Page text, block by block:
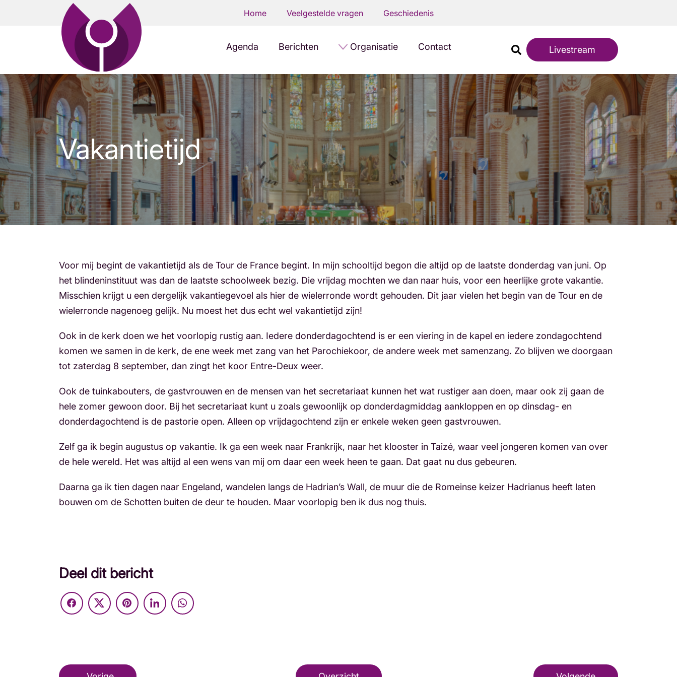
Home Veelgestelde vragen Geschiedenis
Livestream
Agenda Berichten Organisatie Contact
Vakantietijd
Voor mij begint de vakantietijd als de Tour de France begint. In mijn schooltijd begon die altijd op de laatste donderdag van juni. Op
het blindeninstituut was dan de laatste schoolweek bezig. Die vrijdag mochten we dan naar huis, voor een heerlijke grote vakantie.
Misschien krijgt u een dergelijk vakantiegevoel als hier de wielerronde wordt gehouden. Dit jaar vielen het begin van de Tour en de
wielerronde nagenoeg gelijk. Nu moest het dus echt wel vakantietijd zijn!
Ook in de kerk doen we het voorlopig rustig aan. Iedere donderdagochtend is er een viering in de kapel en iedere zondagochtend
komen we samen in de kerk, de ene week met zang van het Parochiekoor, de andere week met samenzang. Zo blijven we doorgaan
tot zaterdag 8 september, dan zingt het koor Entre-Deux weer.
Ook de tuinkabouters, de gastvrouwen en de mensen van het secretariaat kunnen het wat rustiger aan doen, maar ook zij gaan de
hele zomer gewoon door. Bij het secretariaat kunt u zoals gewoonlijk op donderdagmiddag aankloppen en op dinsdag- en
donderdagochtend is de pastorie open. Alleen op vrijdagochtend zijn er enkele weken geen gastvrouwen.
Zelf ga ik begin augustus op vakantie. Ik ga een week naar Frankrijk, naar het klooster in Taizé, waar veel jongeren komen van over
de hele wereld. Het was altijd al een wens van mij om daar een week heen te gaan. Dat gaat nu dus gebeuren.
Daarna ga ik tien dagen naar Engeland, wandelen langs de Hadrian’s Wall, de muur die de Romeinse keizer Hadrianus heeft laten
bouwen om de Schotten buiten de deur te houden. Maar voorlopig ben ik dus nog thuis.
Deel dit bericht